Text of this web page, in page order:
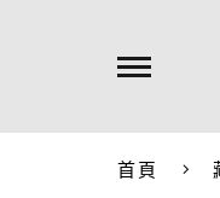
首頁